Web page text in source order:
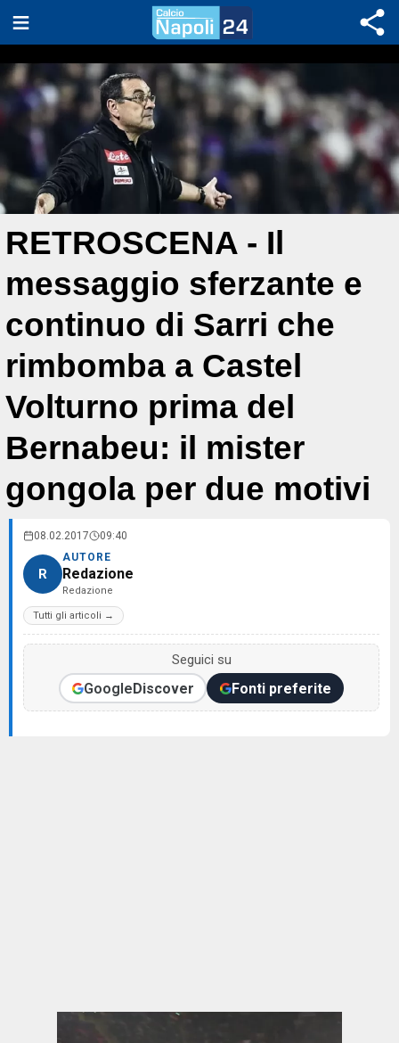
RETROSCENA - Il
messaggio sferzante e
continuo di Sarri che
rimbomba a Castel
Volturno prima del
Bernabeu: il mister
gongola per due motivi
08.02.2017 09:40
R
AUTORE
Redazione
Redazione
Tutti gli articoli →
Seguici su
GoogleDiscover Fonti preferite